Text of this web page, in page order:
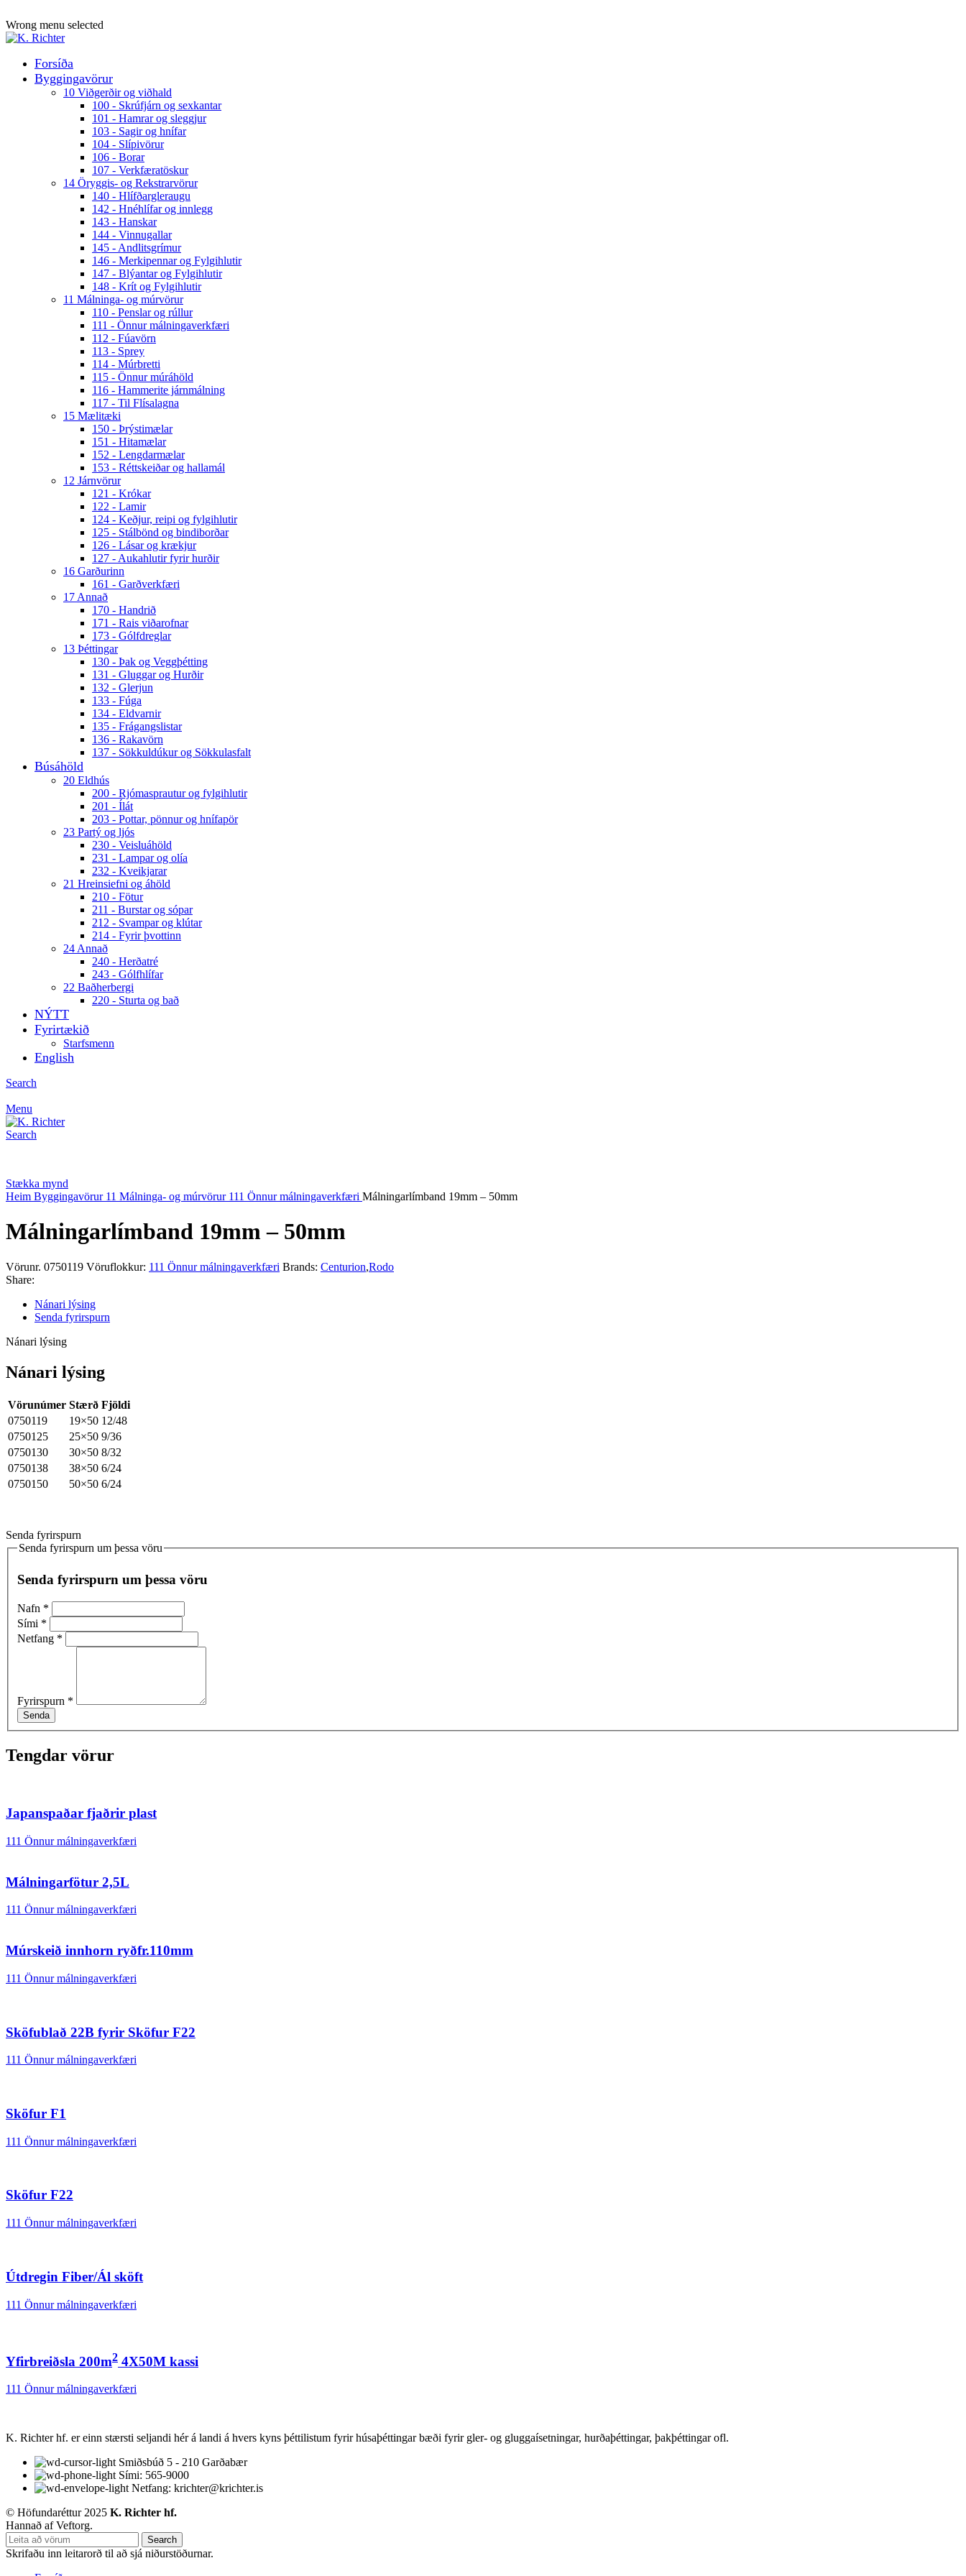
Wrong menu selected
Forsíða
Byggingavörur
10 Viðgerðir og viðhald
100 - Skrúfjárn og sexkantar
101 - Hamrar og sleggjur
103 - Sagir og hnífar
104 - Slípivörur
106 - Borar
107 - Verkfæratöskur
14 Öryggis- og Rekstrarvörur
140 - Hlífðargleraugu
142 - Hnéhlífar og innlegg
143 - Hanskar
144 - Vinnugallar
145 - Andlitsgrímur
146 - Merkipennar og Fylgihlutir
147 - Blýantar og Fylgihlutir
148 - Krít og Fylgihlutir
11 Málninga- og múrvörur
110 - Penslar og rúllur
111 - Önnur málningaverkfæri
112 - Fúavörn
113 - Sprey
114 - Múrbretti
115 - Önnur múráhöld
116 - Hammerite járnmálning
117 - Til Flísalagna
15 Mælitæki
150 - Þrýstimælar
151 - Hitamælar
152 - Lengdarmælar
153 - Réttskeiðar og hallamál
12 Járnvörur
121 - Krókar
122 - Lamir
124 - Keðjur, reipi og fylgihlutir
125 - Stálbönd og bindiborðar
126 - Lásar og krækjur
127 - Aukahlutir fyrir hurðir
16 Garðurinn
161 - Garðverkfæri
17 Annað
170 - Handrið
171 - Rais viðarofnar
173 - Gólfdreglar
13 Þéttingar
130 - Þak og Veggþétting
131 - Gluggar og Hurðir
132 - Glerjun
133 - Fúga
134 - Eldvarnir
135 - Frágangslistar
136 - Rakavörn
137 - Sökkuldúkur og Sökkulasfalt
Búsáhöld
20 Eldhús
200 - Rjómasprautur og fylgihlutir
201 - Ílát
203 - Pottar, pönnur og hnífapör
23 Partý og ljós
230 - Veisluáhöld
231 - Lampar og olía
232 - Kveikjarar
21 Hreinsiefni og áhöld
210 - Fötur
211 - Burstar og sópar
212 - Svampar og klútar
214 - Fyrir þvottinn
24 Annað
240 - Herðatré
243 - Gólfhlífar
22 Baðherbergi
220 - Sturta og bað
NÝTT
Fyrirtækið
Starfsmenn
English
Search
Menu
Search
Stækka mynd
Heim Byggingavörur 11 Málninga- og múrvörur 111 Önnur málningaverkfæri Málningarlímband 19mm – 50mm
Málningarlímband 19mm – 50mm
Vörunr. 0750119 Vöruflokkur: 111 Önnur málningaverkfæri Brands: Centurion,Rodo
Share:
Nánari lýsing
Senda fyrirspurn
Nánari lýsing
Nánari lýsing
Vörunúmer Stærð Fjöldi
0750119
19×50 12/48
0750125
25×50 9/36
0750130
30×50 8/32
0750138
38×50 6/24
0750150
50×50 6/24
Senda fyrirspurn
Senda fyrirspurn um þessa vöru
Senda fyrirspurn um þessa vöru
Nafn *
Sími *
Netfang *
Fyrirspurn *
Senda
Tengdar vörur
Japanspaðar fjaðrir plast
111 Önnur málningaverkfæri
Málningarfötur 2,5L
111 Önnur málningaverkfæri
Múrskeið innhorn ryðfr.110mm
111 Önnur málningaverkfæri
Sköfublað 22B fyrir Sköfur F22
111 Önnur málningaverkfæri
Sköfur F1
111 Önnur málningaverkfæri
Sköfur F22
111 Önnur málningaverkfæri
Útdregin Fiber/Ál sköft
111 Önnur málningaverkfæri
Yfirbreiðsla 200m2 4X50M kassi
111 Önnur málningaverkfæri
K. Richter hf. er einn stærsti seljandi hér á landi á hvers kyns þéttilistum fyrir húsaþéttingar bæði fyrir gler- og gluggaísetningar, hurðaþéttingar, þakþéttingar ofl.
Smiðsbúð 5 - 210 Garðabær
Sími: 565-9000
Netfang: krichter@krichter.is
© Höfundaréttur 2025 K. Richter hf.
Hannað af Veftorg.
Search
Skrifaðu inn leitarorð til að sjá niðurstöðurnar.